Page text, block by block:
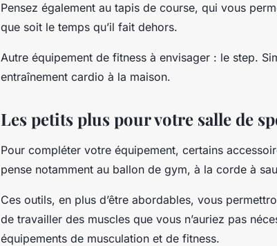
Pensez également au tapis de course, qui vous
que soit le temps qu’il fait dehors.
Autre équipement de fitness à envisager : le step.
entraînement cardio à la maison.
Les petits plus pour votre salle de
Pour compléter votre équipement, certains
pense notamment au ballon de gym, à la corde à
Ces outils, en plus d’être abordables, vous
de travailler des muscles que vous n’auriez pas
équipements de musculation et de fitness.